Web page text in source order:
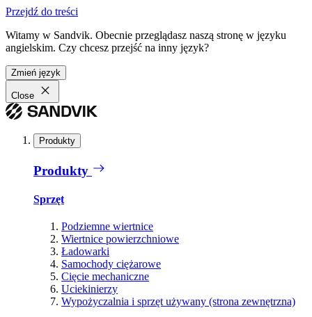
Przejdź do treści
Witamy w Sandvik. Obecnie przeglądasz naszą stronę w języku
angielskim. Czy chcesz przejść na inny język?
Zmień język
Close
Produkty
Produkty
Sprzęt
Podziemne wiertnice
Wiertnice powierzchniowe
Ładowarki
Samochody ciężarowe
Cięcie mechaniczne
Uciekinierzy
Wypożyczalnia i sprzęt używany (strona zewnętrzna)